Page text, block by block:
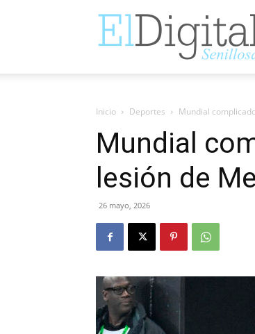
Inicio Deportes Mundial
Mundial
lesión de
26 mayo, 2026